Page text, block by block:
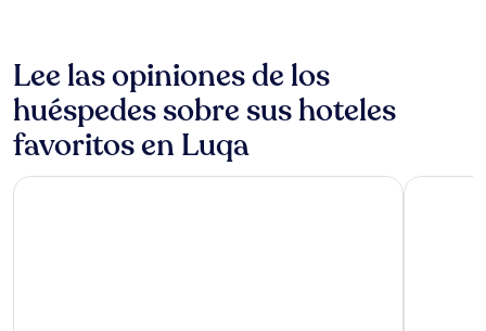
Lee las opiniones de los
huéspedes sobre sus hoteles
favoritos en Luqa
Hyatt Regency Malta Hyatt